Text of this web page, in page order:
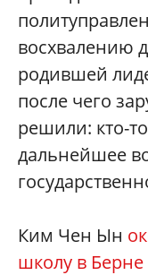
восхвалению
родившей
после чего
решили: кто-
дальнейшее
Ким Чен Ын
школу в Берне